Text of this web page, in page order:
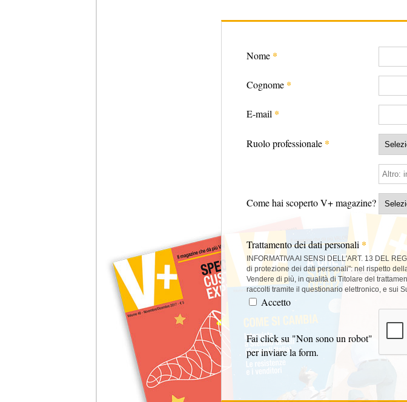
Nome*
Cognome *
E-mail*
Ruolo professionale *
Come hai scoperto V+ magazine?
Trattamento dei dati personali *
INFORMATIVA AI SENSI DELL'ART. 13 DEL
di protezione dei dati personali": nel rispetto
Vendere di più, in qualità di Titolare del
raccolti tramite il questionario elettronico, e sui
Accetto
Fai click su "Non sono un robot"
per inviare la form.